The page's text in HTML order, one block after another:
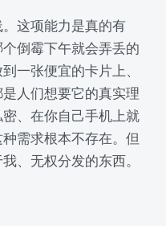
这项能力是真的有
倒霉下午就会弄丢的
一张便宜的卡片上、
人们想要它的真实理
、在你自己手机上就
需求根本不存在。但
、无权分发的东西。